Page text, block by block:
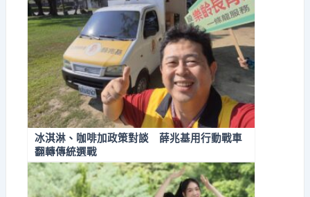
冰淇淋、咖啡加政策對談 薛兆基用行動戰車
翻轉傳統選戰